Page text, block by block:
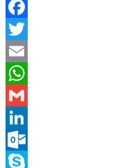
Facebook
Twitter
Email
WhatsApp
Gmail
LinkedIn
Outlook.com